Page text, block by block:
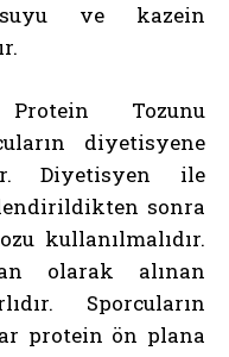
suyu ve kazein
Tozunu
diyetisyene
Diyetisyen ile
sonra
kullanılmalıdır.
olarak alınan
Sporcuların
protein ön plana